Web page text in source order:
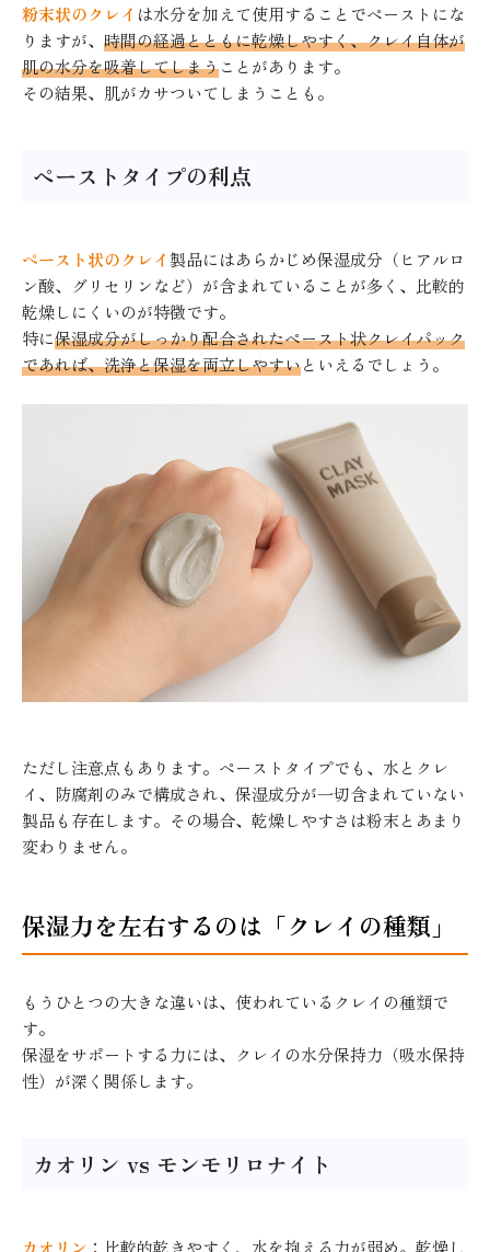
粉末状のクレイ は水分を加えて使用することでペーストにな
りますが、 時間の経過とともに乾燥しやすく、クレイ自体が
肌の水分を吸着してしまうことがあります。
その結果、肌がカサついてしまうことも。
ペーストタイプの利点
ペースト状のクレイ 製品にはあらかじめ保湿成分（ヒアルロ
ン酸、グリセリンなど）が含まれていることが多く、比較的
乾燥しにくいのが特徴です。
特に保湿成分がしっかり配合されたペースト状クレイパック
であれば、洗浄と保湿を両立しやすいといえるでしょう。
ただし注意点もあります。ペーストタイプでも、水とクレ
イ、防腐剤のみで構成され、保湿成分が一切含まれていない
製品も存在します。その場合、乾燥しやすさは粉末とあまり
変わりません。
保湿力を左右するのは「クレイの種類」
もうひとつの大きな違いは、使われているクレイの種類で
す。
保湿をサポートする力には、クレイの水分保持力（吸水保持
性）が深く関係します。
カオリン vs モンモリロナイト
カオリン ：比較的乾きやすく、水を抱える力が弱め。乾燥し